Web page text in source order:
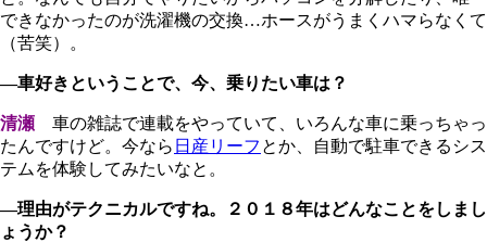
できなかったのが洗濯機の交換…ホースがうまくハマらなくて
（苦笑）。
―車好きということで、今、乗りたい車は？
清瀬
車の雑誌で連載をやっていて、いろんな車に乗っちゃっ
たんですけど。今なら 日産リーフ とか、自動で駐車できるシス
テムを体験してみたいなと。
―理由がテクニカルですね。２０１８年はどんなことをしまし
ょうか？